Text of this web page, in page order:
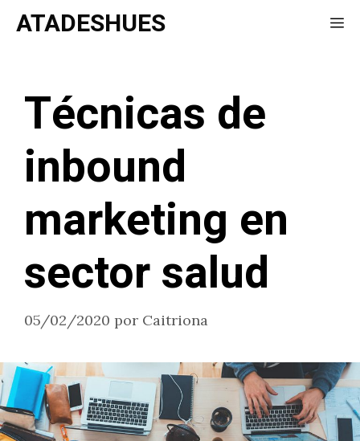
Saltar
ATADESHUES
Técnicas de
inbound
marketing en
sector salud
05/02/2020 por Caitriona